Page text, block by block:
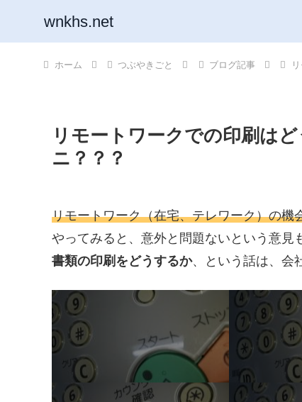
wnkhs.net
ホーム つぶやきごと ブログ記事
リモートワークでの印刷は
ニ？？？
リモートワーク（在宅、テレワーク）の機
やってみると、意外と問題ないという意見
書類の印刷をどうするか、という話は、会